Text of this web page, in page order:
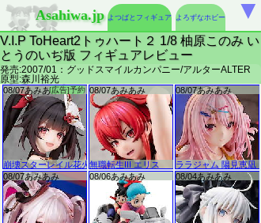
Asahiwa.jp よつばとフィギュア よろずなホビー
V.I.P ToHeart2トゥハート２ 1/8 柚原このみ い
とうのいぢ版 フィギュアレビュー
発売:2007/01：グッドスマイルカンパニー/アルターALTER
原型:森川裕光
▼